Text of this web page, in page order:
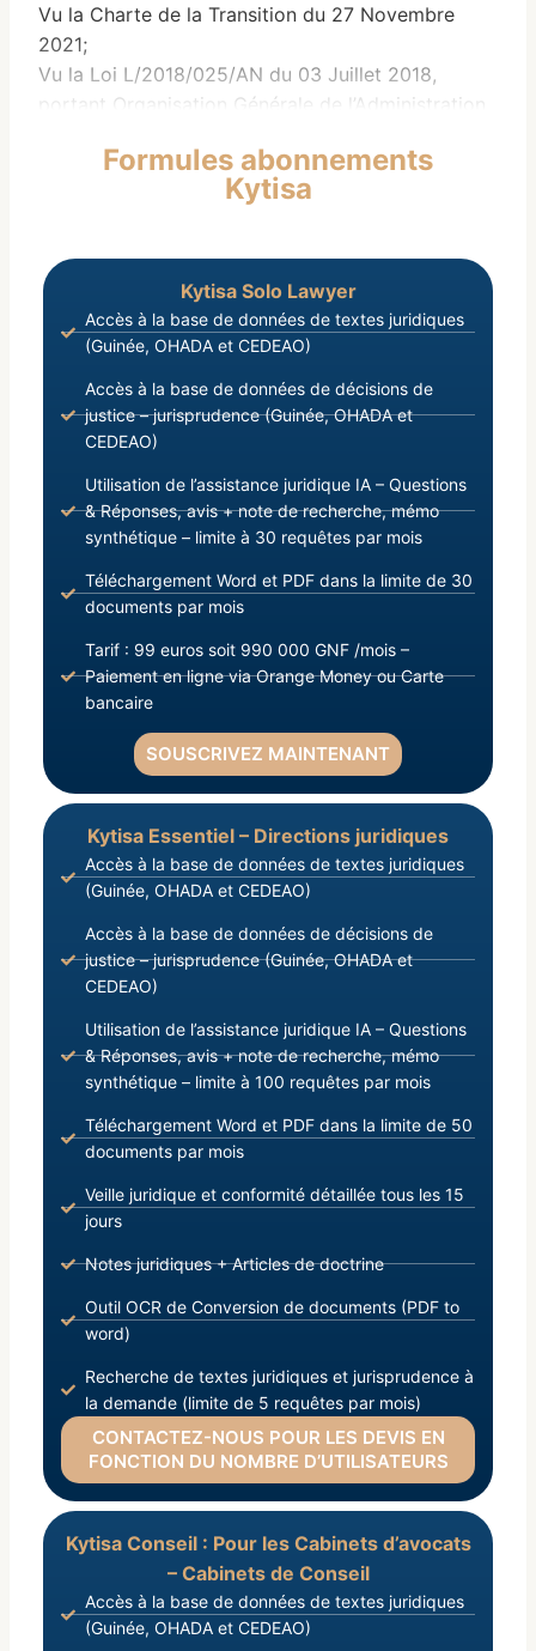
Vu la Charte de la Transition du 27 Novembre
2021;
Vu la Loi L/2018/025/AN du 03 Juillet 2018,
portant Organisation Générale de l’Administration
Vu l’Ordonnance O/2021/001/PRG/CNRD/SGG du
17 Septembre 2021, portant Prorogation des Lois
Internationaux en vigueur ;
Formules abonnements
Kytisa
Kytisa Solo Lawyer
Accès à la base de données de textes juridiques
(Guinée, OHADA et CEDEAO)
Accès à la base de données de décisions de
justice – jurisprudence (Guinée, OHADA et
CEDEAO)
Utilisation de l’assistance juridique IA – Questions
& Réponses, avis + note de recherche, mémo
synthétique – limite à 30 requêtes par mois
Téléchargement Word et PDF dans la limite de 30
documents par mois
Tarif : 99 euros soit 990 000 GNF /mois –
Paiement en ligne via Orange Money ou Carte
bancaire
SOUSCRIVEZ MAINTENANT
Kytisa Essentiel – Directions juridiques
Accès à la base de données de textes juridiques
(Guinée, OHADA et CEDEAO)
Accès à la base de données de décisions de
justice – jurisprudence (Guinée, OHADA et
CEDEAO)
Utilisation de l’assistance juridique IA – Questions
& Réponses, avis + note de recherche, mémo
synthétique – limite à 100 requêtes par mois
Téléchargement Word et PDF dans la limite de 50
documents par mois
Veille juridique et conformité détaillée tous les 15
jours
Notes juridiques + Articles de doctrine
Outil OCR de Conversion de documents (PDF to
word)
Recherche de textes juridiques et jurisprudence à
la demande (limite de 5 requêtes par mois)
CONTACTEZ-NOUS POUR LES DEVIS EN
FONCTION DU NOMBRE D’UTILISATEURS
Kytisa Conseil : Pour les Cabinets d’avocats
– Cabinets de Conseil
Accès à la base de données de textes juridiques
(Guinée, OHADA et CEDEAO)